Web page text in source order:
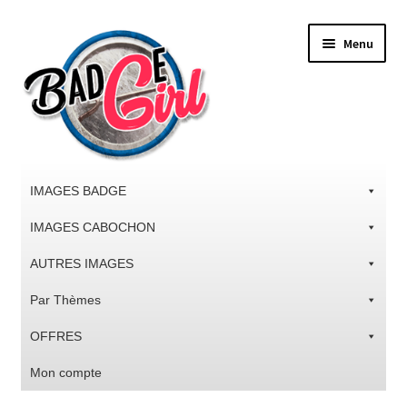
la
navigation
contenu
Menu
IMAGES BADGE
IMAGES CABOCHON
AUTRES IMAGES
Par Thèmes
OFFRES
Mon compte